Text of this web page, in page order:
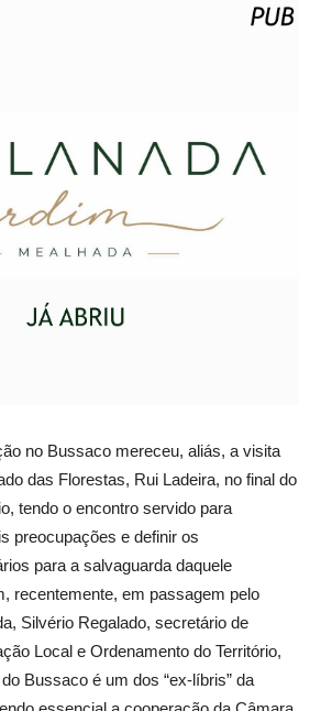
no Bussaco mereceu, aliás, a visita
das Florestas, Rui Ladeira, no final do
tendo o encontro servido para
preocupações e definir os
para a salvaguarda daquele
recentemente, em passagem pelo
Silvério Regalado, secretário de
Local e Ordenamento do Território,
Bussaco é um dos “ex-líbris” da